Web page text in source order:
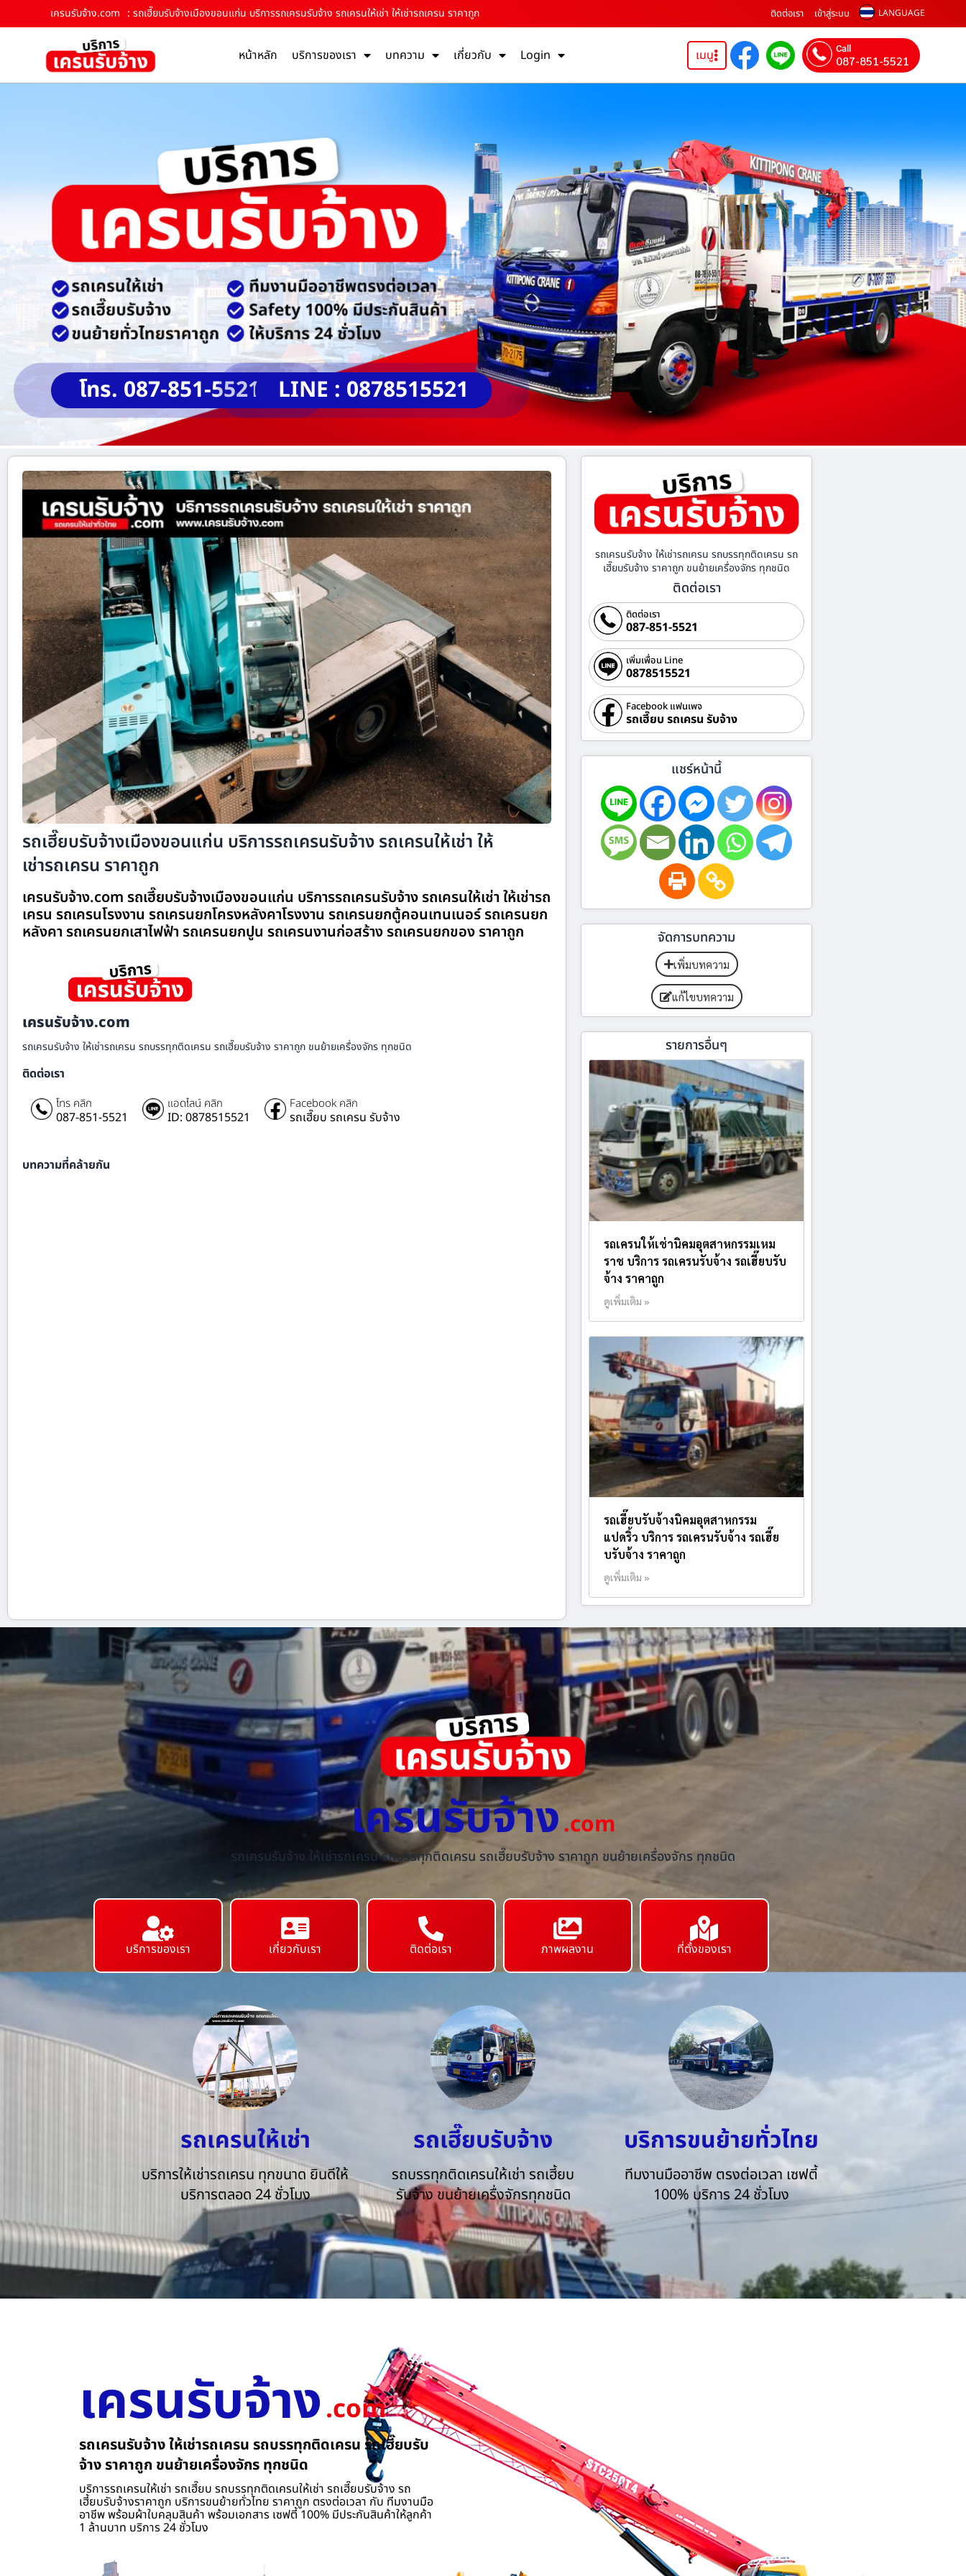
เครนรับจ้าง.com : รถเฮี๊ยบรับจ้างเมืองขอนแก่น บริการรถเครนรับจ้าง รถเครนให้เช่า ให้เช่ารถเครน ราคาถูก ติดต่อเรา เข้าสู่ระบบ LANGUAGE
หน้าหลัก บริการของเรา บทความ เกี่ยวกับ Login เมนู Call
087-851-5521
โทร. 087-851-5521 LINE : 0878515521
รถเฮี๊ยบรับจ้างเมืองขอนแก่น บริการรถเครนรับจ้าง รถเครนให้เช่า ให้
เช่ารถเครน ราคาถูก
เครนรับจ้าง.com รถเฮี๊ยบรับจ้างเมืองขอนแก่น บริการรถเครนรับจ้าง รถเครนให้เช่า ให้เช่ารถ
เครน รถเครนโรงงาน รถเครนยกโครงหลังคาโรงงาน รถเครนยกตู้คอนเทนเนอร์ รถเครนยก
หลังคา รถเครนยกเสาไฟฟ้า รถเครนยกปูน รถเครนงานก่อสร้าง รถเครนยกของ ราคาถูก
เครนรับจ้าง.com
รถเครนรับจ้าง ให้เช่ารถเครน รถบรรทุกติดเครน รถเฮี๊ยบรับจ้าง ราคาถูก ขนย้ายเครื่องจักร ทุกชนิด
ติดต่อเรา
โทร คลิก
087-851-5521
แอดไลน์ คลิก
ID: 0878515521
Facebook คลิก
รถเฮี๊ยบ รถเครน รับจ้าง
บทความที่คล้ายกัน
รถเครนรับจ้าง ให้เช่ารถเครน รถบรรทุกติดเครน รถ
เฮี๊ยบรับจ้าง ราคาถูก ขนย้ายเครื่องจักร ทุกชนิด
ติดต่อเรา
ติดต่อเรา
087-851-5521
เพิ่มเพื่อน Line
0878515521
Facebook แฟนเพจ
รถเฮี๊ยบ รถเครน รับจ้าง
แชร์หน้านี้
จัดการบทความ
เพิ่มบทความ
แก้ไขบทความ
รายการอื่นๆ
รถเครนให้เช่านิคมอุตสาหกรรมเหม
ราช บริการ รถเครนรับจ้าง รถเฮี๊ยบรับ
จ้าง ราคาถูก
ดูเพิ่มเติม »
รถเฮี๊ยบรับจ้างนิคมอุตสาหกรรม
แปดริ้ว บริการ รถเครนรับจ้าง รถเฮี๊ย
บรับจ้าง ราคาถูก
ดูเพิ่มเติม »
เครนรับจ้าง.com
รถเครนรับจ้าง ให้เช่ารถเครน รถบรรทุกติดเครน รถเฮี๊ยบรับจ้าง ราคาถูก ขนย้ายเครื่องจักร ทุกชนิด
บริการของเรา เกี่ยวกับเรา ติดต่อเรา ภาพผลงาน ที่ตั้งของเรา
รถเครนให้เช่า
บริการให้เช่ารถเครน ทุกขนาด ยินดีให้
บริการตลอด 24 ชั่วโมง
รถเฮี๊ยบรับจ้าง
รถบรรทุกติดเครนให้เช่า รถเฮี้ยบ
รับจ้าง ขนย้ายเครื่งจักรทุกชนิด
บริการขนย้ายทั่วไทย
ทีมงานมืออาชีพ ตรงต่อเวลา เซฟตี้
100% บริการ 24 ชั่วโมง
เครนรับจ้าง.com
รถเครนรับจ้าง ให้เช่ารถเครน รถบรรทุกติดเครน รถเฮี๊ยบรับ
จ้าง ราคาถูก ขนย้ายเครื่องจักร ทุกชนิด
บริการรถเครนให้เช่า รถเฮี๊ยบ รถบรรทุกติดเครนให้เช่า รถเฮี๊ยบรับจ้าง รถ
เฮี้ยบรับจ้างราคาถูก บริการขนย้ายทั่วไทย ราคาถูก ตรงต่อเวลา กับ ทีมงานมือ
อาชีพ พร้อมผ้าใบคลุมสินค้า พร้อมเอกสาร เซฟตี้ 100% มีประกันสินค้าให้ลูกค้า
1 ล้านบาท บริการ 24 ชั่วโมง